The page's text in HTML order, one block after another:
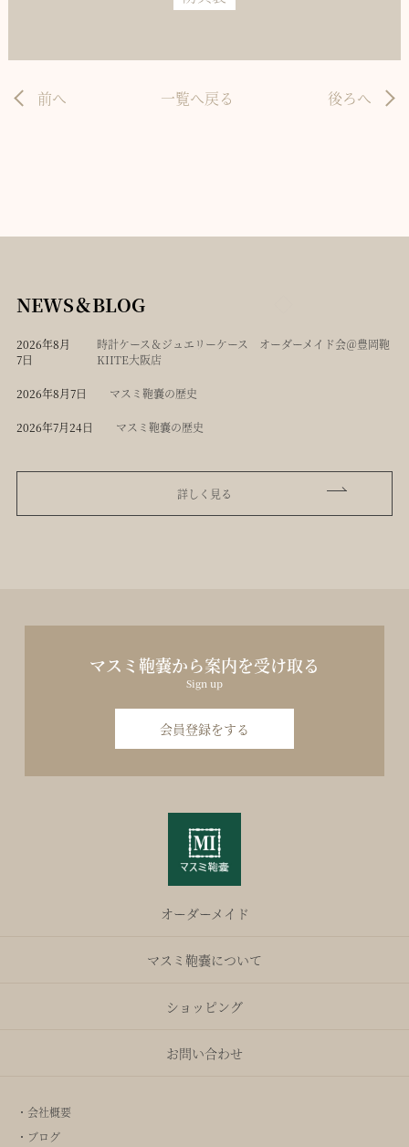
前へ 一覧へ戻る 後ろへ
NEWS＆BLOG
2026年8月
7日
時計ケース＆ジュエリーケース オーダーメイド会＠豊岡鞄
KIITE大阪店
2026年8月7日 マスミ鞄嚢の歴史
2026年7月24日 マスミ鞄嚢の歴史
詳しく見る
マスミ鞄嚢から案内を受け取る
Sign up
会員登録をする
オーダーメイド
マスミ鞄嚢について
ショッピング
お問い合わせ
・会社概要
・ブログ